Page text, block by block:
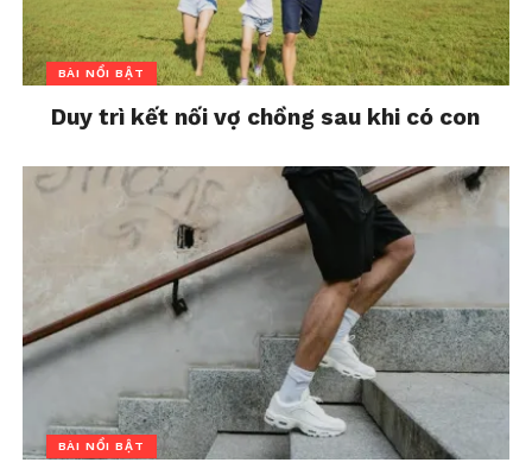
BÀI NỔI BẬT
Duy trì kết nối vợ chồng sau khi có con
BÀI NỔI BẬT